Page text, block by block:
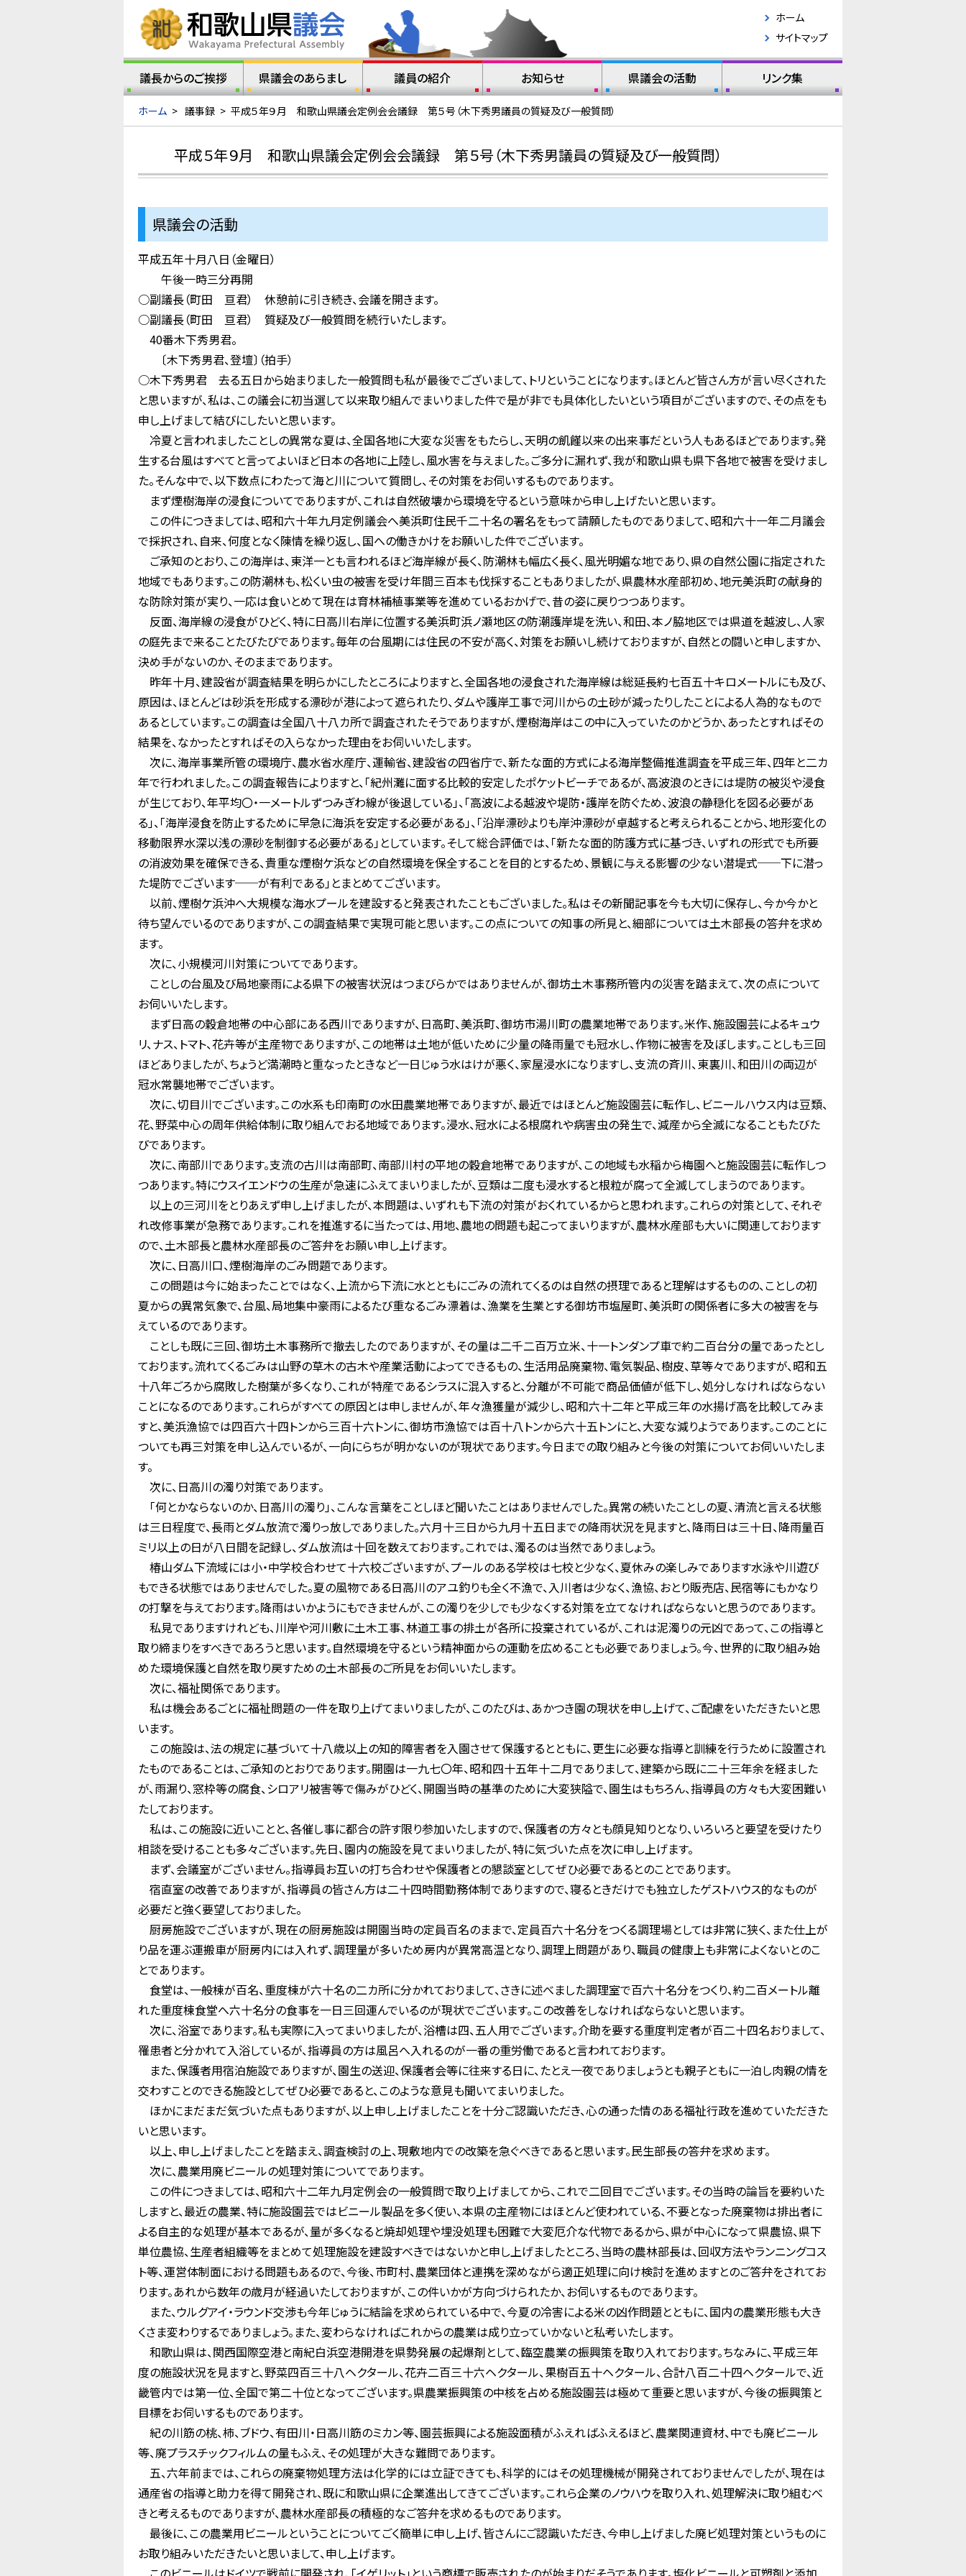
ホーム
サイトマップ
議長からのご挨拶 県議会のあらまし 議員の紹介 お知らせ 県議会の活動 リンク集
ホーム > 議事録 > 平成５年９月 和歌山県議会定例会会議録 第５号（木下秀男議員の質疑及び一般質問）
平成５年９月 和歌山県議会定例会会議録 第５号（木下秀男議員の質疑及び一般質問）
県議会の活動
平成五年十月八日（金曜日）
午後一時三分再開
○副議長（町田 亘君） 休憩前に引き続き、会議を開きます。
○副議長（町田 亘君） 質疑及び一般質問を続行いたします。
40番木下秀男君。
〔木下秀男君、登壇〕（拍手）
○木下秀男君 去る五日から始まりました一般質問も私が最後でございまして、トリということになります。ほとんど皆さん方が言い尽くされた
と思いますが、私は、この議会に初当選して以来取り組んでまいりました件で是が非でも具体化したいという項目がございますので、その点をも
申し上げまして結びにしたいと思います。
冷夏と言われましたことしの異常な夏は、全国各地に大変な災害をもたらし、天明の飢饉以来の出来事だという人もあるほどであります。発
生する台風はすべてと言ってよいほど日本の各地に上陸し、風水害を与えました。ご多分に漏れず、我が和歌山県も県下各地で被害を受けまし
た。そんな中で、以下数点にわたって海と川について質問し、その対策をお伺いするものであります。
まず煙樹海岸の浸食についてでありますが、これは自然破壊から環境を守るという意味から申し上げたいと思います。
この件につきましては、昭和六十年九月定例議会へ美浜町住民千二十名の署名をもって請願したものでありまして、昭和六十一年二月議会
で採択され、自来、何度となく陳情を繰り返し、国への働きかけをお願いした件でございます。
ご承知のとおり、この海岸は、東洋一とも言われるほど海岸線が長く、防潮林も幅広く長く、風光明媚な地であり、県の自然公園に指定された
地域でもあります。この防潮林も、松くい虫の被害を受け年間三百本も伐採することもありましたが、県農林水産部初め、地元美浜町の献身的
な防除対策が実り、一応は食いとめて現在は育林補植事業等を進めているおかげで、昔の姿に戻りつつあります。
反面、海岸線の浸食がひどく、特に日高川右岸に位置する美浜町浜ノ瀬地区の防潮護岸堤を洗い、和田、本ノ脇地区では県道を越波し、人家
の庭先まで来ることたびたびであります。毎年の台風期には住民の不安が高く、対策をお願いし続けておりますが、自然との闘いと申しますか、
決め手がないのか、そのままであります。
昨年十月、建設省が調査結果を明らかにしたところによりますと、全国各地の浸食された海岸線は総延長約七百五十キロメートルにも及び、
原因は、ほとんどは砂浜を形成する漂砂が港によって遮られたり、ダムや護岸工事で河川からの土砂が減ったりしたことによる人為的なもので
あるとしています。この調査は全国八十八カ所で調査されたそうでありますが、煙樹海岸はこの中に入っていたのかどうか、あったとすればその
結果を、なかったとすればその入らなかった理由をお伺いいたします。
次に、海岸事業所管の環境庁、農水省水産庁、運輸省、建設省の四省庁で、新たな面的方式による海岸整備推進調査を平成三年、四年と二カ
年で行われました。この調査報告によりますと、「紀州灘に面する比較的安定したポケットビーチであるが、高波浪のときには堤防の被災や浸食
が生じており、年平均〇・一メートルずつみぎわ線が後退している」、「高波による越波や堤防・護岸を防ぐため、波浪の静穏化を図る必要があ
る」、「海岸浸食を防止するために早急に海浜を安定する必要がある」、「沿岸漂砂よりも岸沖漂砂が卓越すると考えられることから、地形変化の
移動限界水深以浅の漂砂を制御する必要がある」としています。そして総合評価では、「新たな面的防護方式に基づき、いずれの形式でも所要
の消波効果を確保できる、貴重な煙樹ケ浜などの自然環境を保全することを目的とするため、景観に与える影響の少ない潜堤式──下に潜っ
た堤防でございます──が有利である」とまとめてございます。
以前、煙樹ケ浜沖へ大規模な海水プールを建設すると発表されたこともございました。私はその新聞記事を今も大切に保存し、今か今かと
待ち望んでいるのでありますが、この調査結果で実現可能と思います。この点についての知事の所見と、細部については土木部長の答弁を求め
ます。
次に、小規模河川対策についてであります。
ことしの台風及び局地豪雨による県下の被害状況はつまびらかではありませんが、御坊土木事務所管内の災害を踏まえて、次の点について
お伺いいたします。
まず日高の穀倉地帯の中心部にある西川でありますが、日高町、美浜町、御坊市湯川町の農業地帯であります。米作、施設園芸によるキュウ
リ、ナス、トマト、花卉等が主産物でありますが、この地帯は土地が低いために少量の降雨量でも冠水し、作物に被害を及ぼします。ことしも三回
ほどありましたが、ちょうど満潮時と重なったときなど一日じゅう水はけが悪く、家屋浸水になりますし、支流の斉川、東裏川、和田川の両辺が
冠水常襲地帯でございます。
次に、切目川でございます。この水系も印南町の水田農業地帯でありますが、最近ではほとんど施設園芸に転作し、ビニールハウス内は豆類、
花、野菜中心の周年供給体制に取り組んでおる地域であります。浸水、冠水による根腐れや病害虫の発生で、減産から全滅になることもたびた
びであります。
次に、南部川であります。支流の古川は南部町、南部川村の平地の穀倉地帯でありますが、この地域も水稲から梅園へと施設園芸に転作しつ
つあります。特にウスイエンドウの生産が急速にふえてまいりましたが、豆類は二度も浸水すると根粒が腐って全滅してしまうのであります。
以上の三河川をとりあえず申し上げましたが、本問題は、いずれも下流の対策がおくれているからと思われます。これらの対策として、それぞ
れ改修事業が急務であります。これを推進するに当たっては、用地、農地の問題も起こってまいりますが、農林水産部も大いに関連しております
ので、土木部長と農林水産部長のご答弁をお願い申し上げます。
次に、日高川口、煙樹海岸のごみ問題であります。
この問題は今に始まったことではなく、上流から下流に水とともにごみの流れてくるのは自然の摂理であると理解はするものの、ことしの初
夏からの異常気象で、台風、局地集中豪雨によるたび重なるごみ漂着は、漁業を生業とする御坊市塩屋町、美浜町の関係者に多大の被害を与
えているのであります。
ことしも既に三回、御坊土木事務所で撤去したのでありますが、その量は二千二百万立米、十一トンダンプ車で約二百台分の量であったとし
ております。流れてくるごみは山野の草木の古木や産業活動によってできるもの、生活用品廃棄物、電気製品、樹皮、草等々でありますが、昭和五
十八年ごろから腐敗した樹葉が多くなり、これが特産であるシラスに混入すると、分離が不可能で商品価値が低下し、処分しなければならない
ことになるのであります。これらがすべての原因とは申しませんが、年々漁獲量が減少し、昭和六十二年と平成三年の水揚げ高を比較してみま
すと、美浜漁協では四百六十四トンから三百十六トンに、御坊市漁協では百十八トンから六十五トンにと、大変な減りようであります。このことに
ついても再三対策を申し込んでいるが、一向にらちが明かないのが現状であります。今日までの取り組みと今後の対策についてお伺いいたしま
す。
次に、日高川の濁り対策であります。
「何とかならないのか、日高川の濁り」、こんな言葉をことしほど聞いたことはありませんでした。異常の続いたことしの夏、清流と言える状態
は三日程度で、長雨とダム放流で濁りっ放しでありました。六月十三日から九月十五日までの降雨状況を見ますと、降雨日は三十日、降雨量百
ミリ以上の日が八日間を記録し、ダム放流は十回を数えております。これでは、濁るのは当然でありましょう。
椿山ダム下流域には小・中学校合わせて十六校ございますが、プールのある学校は七校と少なく、夏休みの楽しみであります水泳や川遊び
もできる状態ではありませんでした。夏の風物である日高川のアユ釣りも全く不漁で、入川者は少なく、漁協、おとり販売店、民宿等にもかなり
の打撃を与えております。降雨はいかようにもできませんが、この濁りを少しでも少なくする対策を立てなければならないと思うのであります。
私見でありますけれども、川岸や河川敷に土木工事、林道工事の排土が各所に投棄されているが、これは泥濁りの元凶であって、この指導と
取り締まりをすべきであろうと思います。自然環境を守るという精神面からの運動を広めることも必要でありましょう。今、世界的に取り組み始
めた環境保護と自然を取り戻すための土木部長のご所見をお伺いいたします。
次に、福祉関係であります。
私は機会あるごとに福祉問題の一件を取り上げてまいりましたが、このたびは、あかつき園の現状を申し上げて、ご配慮をいただきたいと思
います。
この施設は、法の規定に基づいて十八歳以上の知的障害者を入園させて保護するとともに、更生に必要な指導と訓練を行うために設置され
たものであることは、ご承知のとおりであります。開園は一九七〇年、昭和四十五年十二月でありまして、建築から既に二十三年余を経ました
が、雨漏り、窓枠等の腐食、シロアリ被害等で傷みがひどく、開園当時の基準のために大変狭隘で、園生はもちろん、指導員の方々も大変困難い
たしております。
私は、この施設に近いことと、各催し事に都合の許す限り参加いたしますので、保護者の方々とも顔見知りとなり、いろいろと要望を受けたり
相談を受けることも多々ございます。先日、園内の施設を見てまいりましたが、特に気づいた点を次に申し上げます。
まず、会議室がございません。指導員お互いの打ち合わせや保護者との懇談室としてぜひ必要であるとのことであります。
宿直室の改善でありますが、指導員の皆さん方は二十四時間勤務体制でありますので、寝るときだけでも独立したゲストハウス的なものが
必要だと強く要望しておりました。
厨房施設でございますが、現在の厨房施設は開園当時の定員百名のままで、定員百六十名分をつくる調理場としては非常に狭く、また仕上が
り品を運ぶ運搬車が厨房内には入れず、調理量が多いため房内が異常高温となり、調理上問題があり、職員の健康上も非常によくないとのこ
とであります。
食堂は、一般棟が百名、重度棟が六十名の二カ所に分かれておりまして、さきに述べました調理室で百六十名分をつくり、約二百メートル離
れた重度棟食堂へ六十名分の食事を一日三回運んでいるのが現状でございます。この改善をしなければならないと思います。
次に、浴室であります。私も実際に入ってまいりましたが、浴槽は四、五人用でございます。介助を要する重度判定者が百二十四名おりまして、
罹患者と分かれて入浴しているが、指導員の方は風呂へ入れるのが一番の重労働であると言われております。
また、保護者用宿泊施設でありますが、園生の送迎、保護者会等に往来する日に、たとえ一夜でありましょうとも親子ともに一泊し肉親の情を
交わすことのできる施設としてぜひ必要であると、このような意見も聞いてまいりました。
ほかにまだまだ気づいた点もありますが、以上申し上げましたことを十分ご認識いただき、心の通った情のある福祉行政を進めていただきた
いと思います。
以上、申し上げましたことを踏まえ、調査検討の上、現敷地内での改築を急ぐべきであると思います。民生部長の答弁を求めます。
次に、農業用廃ビニールの処理対策についてであります。
この件につきましては、昭和六十二年九月定例会の一般質問で取り上げましてから、これで二回目でございます。その当時の論旨を要約いた
しますと、最近の農業、特に施設園芸ではビニール製品を多く使い、本県の主産物にはほとんど使われている、不要となった廃棄物は排出者に
よる自主的な処理が基本であるが、量が多くなると焼却処理や埋没処理も困難で大変厄介な代物であるから、県が中心になって県農協、県下
単位農協、生産者組織等をまとめて処理施設を建設すべきではないかと申し上げましたところ、当時の農林部長は、回収方法やランニングコス
ト等、運営体制面における問題もあるので、今後、市町村、農業団体と連携を深めながら適正処理に向け検討を進めますとのご答弁をされてお
ります。あれから数年の歳月が経過いたしておりますが、この件いかが方向づけられたか、お伺いするものであります。
また、ウルグアイ・ラウンド交渉も今年じゅうに結論を求められている中で、今夏の冷害による米の凶作問題とともに、国内の農業形態も大き
くさま変わりするでありましょう。また、変わらなければこれからの農業は成り立っていかないと私考いたします。
和歌山県は、関西国際空港と南紀白浜空港開港を県勢発展の起爆剤として、臨空農業の振興策を取り入れております。ちなみに、平成三年
度の施設状況を見ますと、野菜四百三十八ヘクタール、花卉二百三十六ヘクタール、果樹百五十ヘクタール、合計八百二十四ヘクタールで、近
畿管内では第一位、全国で第二十位となってございます。県農業振興策の中核を占める施設園芸は極めて重要と思いますが、今後の振興策と
目標をお伺いするものであります。
紀の川筋の桃、柿、ブドウ、有田川・日高川筋のミカン等、園芸振興による施設面積がふえればふえるほど、農業関連資材、中でも廃ビニール
等、廃プラスチックフィルムの量もふえ、その処理が大きな難問であります。
五、六年前までは、これらの廃棄物処理方法は化学的には立証できても、科学的にはその処理機械が開発されておりませんでしたが、現在は
通産省の指導と助力を得て開発され、既に和歌山県に企業進出してきてございます。これら企業のノウハウを取り入れ、処理解決に取り組むべ
きと考えるものでありますが、農林水産部長の積極的なご答弁を求めるものであります。
最後に、この農業用ビニールということについてごく簡単に申し上げ、皆さんにご認識いただき、今申し上げました廃ビ処理対策というものに
お取り組みいただきたいと思いまして、申し上げます。